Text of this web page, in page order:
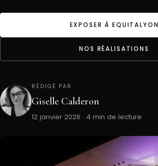
EXPOSER À EQUITALYON
NOS RÉALISATIONS
RÉDIGÉ PAR
Giselle Calderon
12 janvier 2026 · 4 min de lecture